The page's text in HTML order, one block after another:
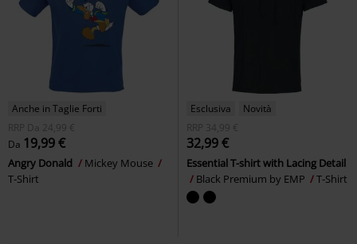
Anche in Taglie Forti
RRP
Da 24,99 €
Da 19,99 €
Angry Donald
Mickey Mouse
T-Shirt
Esclusiva
Novità
RRP
34,99 €
32,99 €
Essential T-shirt with Lacing Detail
Black Premium by EMP
T-Shirt